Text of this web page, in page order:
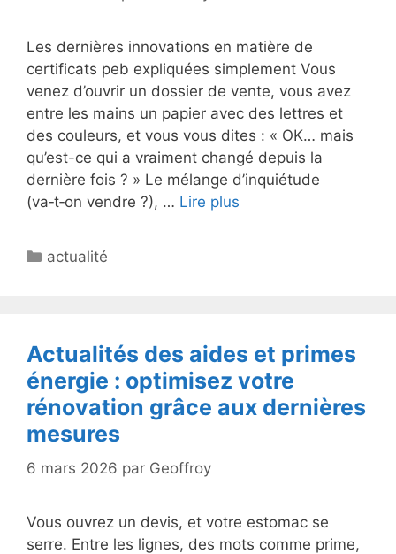
Les dernières innovations en matière de
certificats peb expliquées simplement Vous
venez d’ouvrir un dossier de vente, vous avez
entre les mains un papier avec des lettres et
des couleurs, et vous vous dites : « OK… mais
qu’est-ce qui a vraiment changé depuis la
dernière fois ? » Le mélange d’inquiétude
(va‑t‑on vendre ?), … Lire plus
Catégories
actualité
Actualités des aides et primes
énergie : optimisez votre
rénovation grâce aux dernières
mesures
6 mars 2026 par Geoffroy
Vous ouvrez un devis, et votre estomac se
serre. Entre les lignes, des mots comme prime,